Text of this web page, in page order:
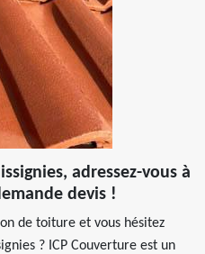
adressez-vous à
devis !
de toiture et vous hésitez
? ICP Couverture est un